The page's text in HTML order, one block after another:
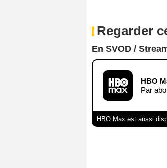
Regarder
En SVOD /
HBO
Par
HBO Max est aussi